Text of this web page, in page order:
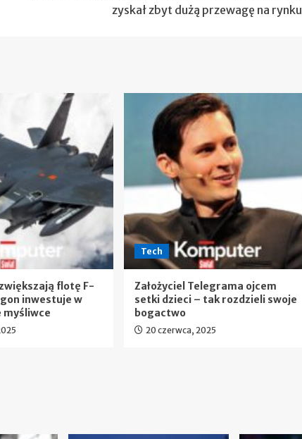
zyskał zbyt dużą przewagę na rynku
flotę F-
inwestuje w
myśliwce
Tech
Założyciel Telegrama ojcem
setki dzieci – tak rozdzieli swoje
bogactwo
20 czerwca, 2025